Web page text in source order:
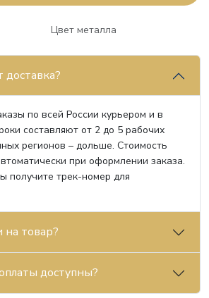
Цвет металла
доставка?
по всей России курьером и в
составляют от 2 до 5 рабочих
регионов – дольше. Стоимость
при оформлении заказа.
получите трек-номер для
на товар?
доступны?